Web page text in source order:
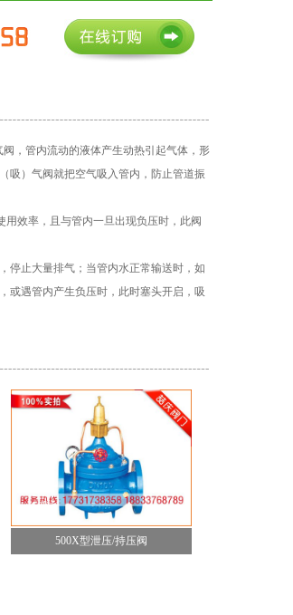
，管内流动的液体产生动热引起气体，形
吸）气阀就把空气吸入管内，防止管道振
效率，且与管内一旦出现负压时，此阀
停止大量排气；当管内水正常输送时，如
或遇管内产生负压时，此时塞头开启，吸
500X型泄压/持压阀